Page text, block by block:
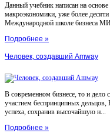
Данный учебник написан на
макроэкономики, уже более
Международной школе бизнеса
Подробнее »
Человек, создавший Amway
В современном бизнесе, то и дело
участием беспринципных
успеха, сохранив высочайшую н...
Подробнее »